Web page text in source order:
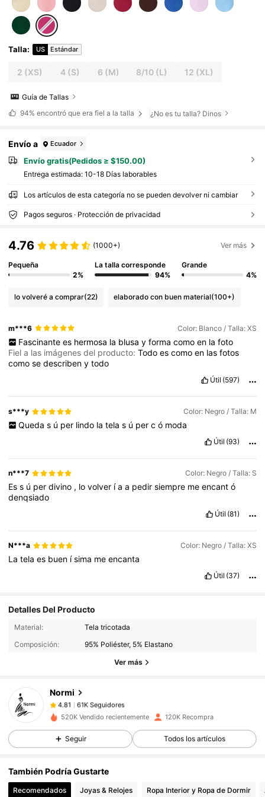
Talla: US Estándar
2 (XS) 4(S) 6 (M) 8/10 (L) 12 (XL)
Guía de Tallas
94% encontró que era fiel a la talla ¿No es tu talla? Dinos
Envío a Ecuador
Envío gratis(Pedidos ≥ $150.00)
Entrega estimada: 10-18 Días laborables
Los artículos de esta categoría no se pueden devolver ni cambiar
Pagos seguros · Protección de privacidad
4.76 (1000+) Ver más
Pequeña
2%
La talla corresponde
94%
Grande
4%
lo volveré a comprar(22) elaborado con buen material(100+)
m***6 Color: Blanco / Talla: XS
Fascinante es hermosa la blusa y forma como en la foto
Fiel a las imágenes del producto:Todoescomoen lasfotos
comosedescribenytodo
Útil (597)
s***y Color: Negro / Talla: M
Queda s ú per lindo la tela s ú per c ó moda
Útil (93)
n***7 Color: Negro / Talla: S
Ess ú perdivino , lovolver íaa pedirsiempre meencantó
denqsiado
Útil (81)
N***a Color: Negro / Talla: XS
Latelaes buen ísima meencanta
Útil (37)
Detalles Del Producto
Material:
Tela tricotada
Composición:
95% Poliéster, 5% Elastano
Ver más
Normi
61K Seguidores
4.81 61K Seguidores
61K Seguidores
4.81
61K Seguidores
p***oseguidoHace 3 horas
4.81 61K Seguidores
4.81
520K Vendido recientemente 120K Recompra
Seguir Todos los artículos
También Podría Gustarte
Recomendados Joyas & Relojes Ropa Interior y Ropa de Dormir